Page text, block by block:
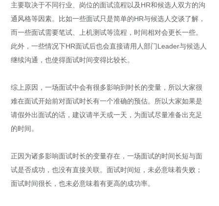
主要取决于不同行业、岗位的面试流程以及HR和候选人双方的沟
通风格等因素。比如一些面试只是简单的HR与候选人交谈了解，
而一些面试需要笔试、上机测试等流程，时间相对会更长一些。
此外，一些情况下HR面试后也会直接请用人部门Leader与候选人
继续沟通，也使得面试时间变得比较长。
综上原因，一场面试中会有很多影响到时长的变量，所以大家很
难在面试开始前对面试时长有一个准确的预估。所以大家如果是
请假外出面试的话，建议请半天或一天，为面试尽量准备出充足
的时间。
正因为诸多影响面试时长的变量存在，一场面试的时间长短与面
试是否成功，也没有直接关联。面试时间短，未必意味着失败；
面试时间很长，也未必意味着有更高的成功率。